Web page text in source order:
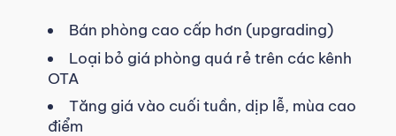
Bán phòng cao cấp hơn (upgrading)
Loại bỏ giá phòng quá rẻ trên các kênh
OTA
Tăng giá vào cuối tuần, dịp lễ, mùa cao
điểm